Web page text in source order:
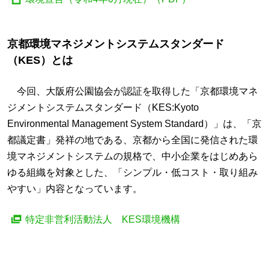
京都環境マネジメントシステムスタンダード
（KES）とは
今回、大阪府公園協会が認証を取得した「京都環境マネ
ジメントシステムスタンダード（KES:Kyoto
Environmental Management System Standard）」は、「京
都議定書」発祥の地である、京都から全国に発信された環
境マネジメントシステムの規格で、中小企業をはじめあら
ゆる組織を対象とした、「シンプル・低コスト・取り組み
やすい」内容となっています。
特定非営利活動法人 KES環境機構